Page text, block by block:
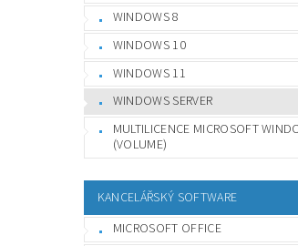
WINDOWS 8
WINDOWS 10
WINDOWS 11
WINDOWS SERVER
MULTILICENCE MICROSOFT
(VOLUME)
KANCELÁŘSKÝ SOFTWARE
MICROSOFT OFFICE